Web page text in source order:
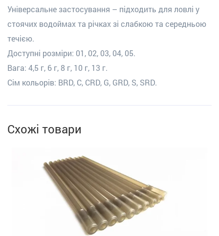
Універсальне застосування – підходить для ловлі у
стоячих водоймах та річках зі слабкою та середньою
течією.
Доступні розміри: 01, 02, 03, 04, 05.
Вага: 4,5 г, 6 г, 8 г, 10 г, 13 г.
Сім кольорів: BRD, C, CRD, G, GRD, S, SRD.
Схожі товари